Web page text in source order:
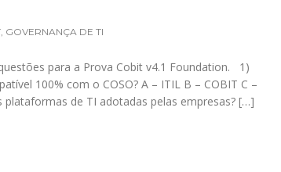
, GOVERNANÇA DE TI
para a Prova Cobit v4.1 Foundation. 1)
100% com o COSO? A – ITIL B – COBIT C –
plataformas de TI adotadas pelas empresas? […]